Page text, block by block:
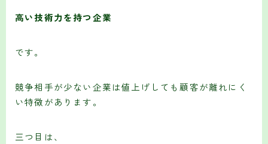
高い技術力を持つ企業
です。
競争相手が少ない企業は値上げしても顧客が離れにく
い特徴があります。
三つ目は、